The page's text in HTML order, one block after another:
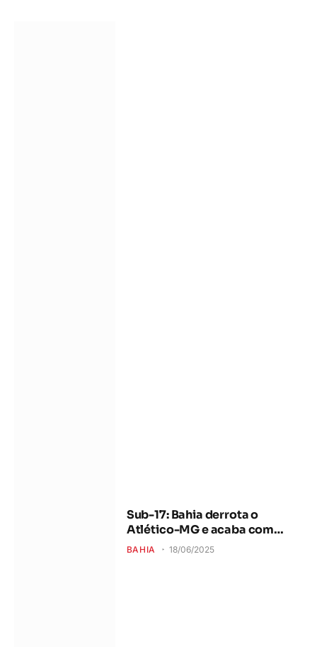
Sub-17: Bahia derrota o
Atlético-MG e acaba com
sequência negativa
BAHIA 18/06/2025